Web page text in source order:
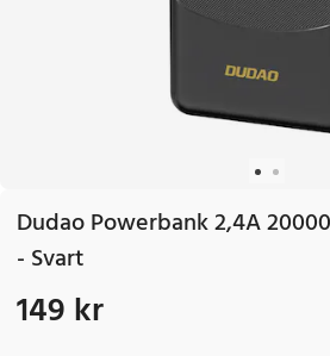
Dudao Powerbank 2,4A
- Svart
Pris:149 kr
149 kr